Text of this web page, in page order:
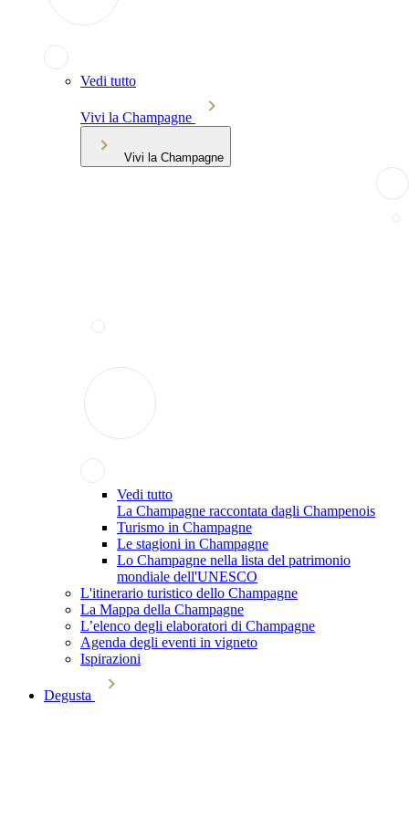
Vedi tutto
Vivi la Champagne
Vivi la Champagne
Vedi tutto
La Champagne raccontata dagli Champenois
Turismo in Champagne
Le stagioni in Champagne
Lo Champagne nella lista del patrimonio
mondiale dell'UNESCO
L'itinerario turistico dello Champagne
La Mappa della Champagne
L’elenco degli elaboratori di Champagne
Agenda degli eventi in vigneto
Ispirazioni
Degusta